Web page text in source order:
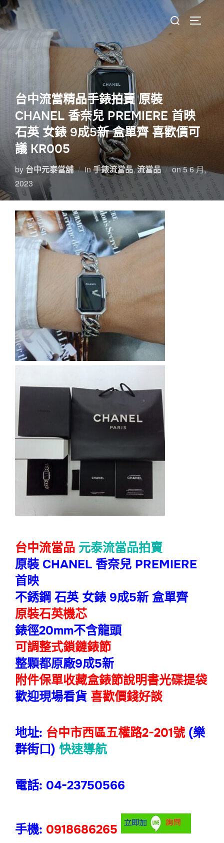
Skip
to
content
Search
for:
台中流當精品手錶拍賣 原裝
CHANEL 香奈兒 PREMIERE 首映
石英 女錶 9成5新 盒單齊 喜歡價可
議 KR005
by 台中元泰當舖 in手錶流當品,流當品 onPosted
on
5 6 月,
2023
台中流當品 元泰流當品拍賣
原裝 CHANEL 香奈兒 PREMIERE
首映
不銹鋼 石英 女錶 9成5新 盒單齊
原裝石英機芯
錶徑20mm不含龍頭
可調整式鎖鏈錶節
整顆都原廠9成5新
附件保單收藏盒錶節說明書光碟提袋
歡迎現場看貨 喜歡價錢好談
地址: 台中市西區五權路2-201號(樂
群街口) 快速導航
電話: 04-23750566
手機: 0918686265